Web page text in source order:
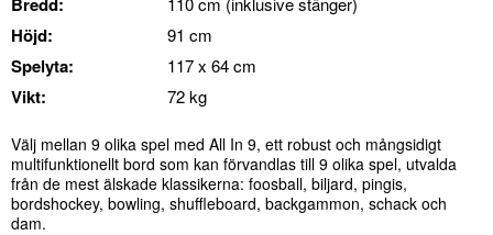
Höjd: 91 cm
Spelyta: 117 x 64 cm
Vikt: 72 kg
Välj mellan 9 olika spel med All In 9, ett robust och mångsidigt
multifunktionellt bord som kan förvandlas till 9 olika spel, utvalda
från de mest älskade klassikerna: foosball, biljard, pingis,
bordshockey, bowling, shuffleboard, backgammon, schack och
dam.